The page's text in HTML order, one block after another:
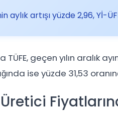
aylık artışı yüzde 2,96,
TÜFE, geçen yılın aralık
ise yüzde 31,53